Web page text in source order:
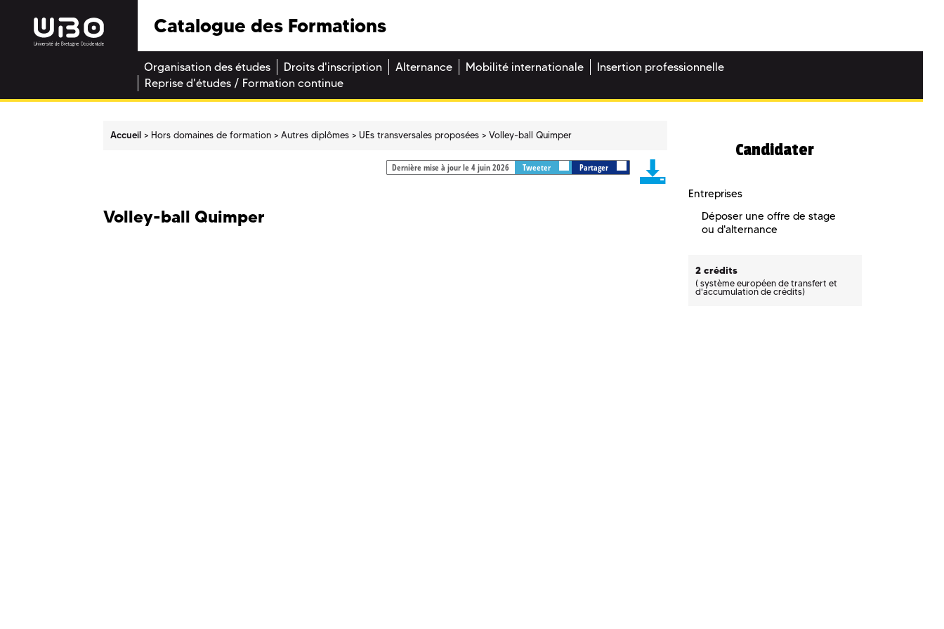
Catalogue des Formations
Organisation des études Droits d'inscription Alternance Mobilité internationale
Insertion professionnelle
Reprise d'études / Formation continue
Accueil Hors domaines de formation Autres diplômes UEs transversales proposées Volley-ball Quimper
Dernière mise à jour le 4 juin 2026 Tweeter Partager
Volley-ball Quimper
Candidater
Entreprises
Déposer une offre de stage
ou d'alternance
2 crédits
(système européen de transfert et
d'accumulation de crédits)